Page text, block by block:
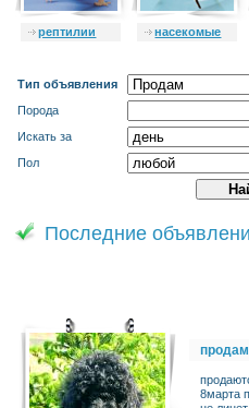
рептилии насекомые
Тип объявления
Порода
Искать за
Пол
Последние
продам
8марта